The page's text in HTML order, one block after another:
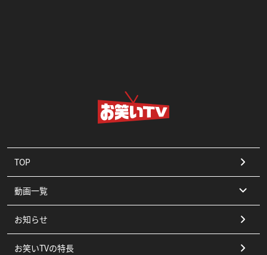
TOP
動画一覧
コント
漫才
お知らせ
お笑いTVの特長